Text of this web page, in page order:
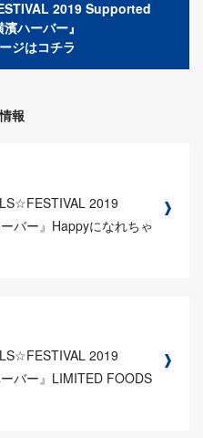
2019 Supported
ハーバー』
ジはコチラ
報
2019
バー』Happyになれちゃ
2019
バー』LIMITED FOODS